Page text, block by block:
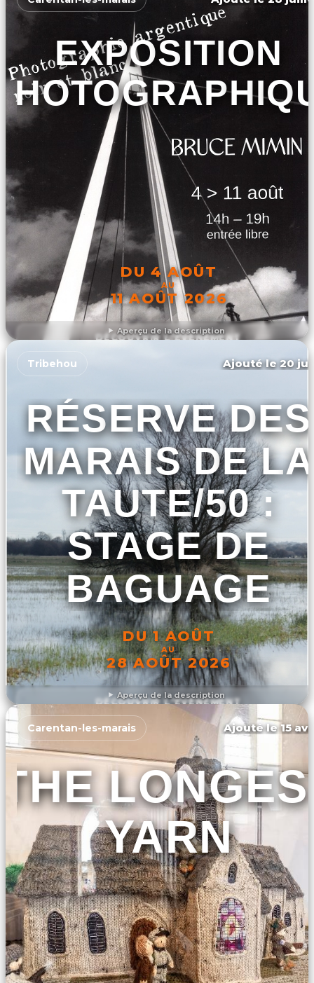
Aperçu de la description
EXPOSITION
DU 4 AOÛT
AU
11 AOÛT 2026
DÉCOUVRIR L'ÉVÉNEMENT
Aperçu de la description
Tribehou Ajouté le 20
RÉSERVE DES
MARAIS DE LA
TAUTE/50 :
STAGE DE
BAGUAGE
DU 1 AOÛT
AU
28 AOÛT 2026
DÉCOUVRIR L'ÉVÉNEMENT
Carentan-les-marais Ajouté le 15
THE
YARN